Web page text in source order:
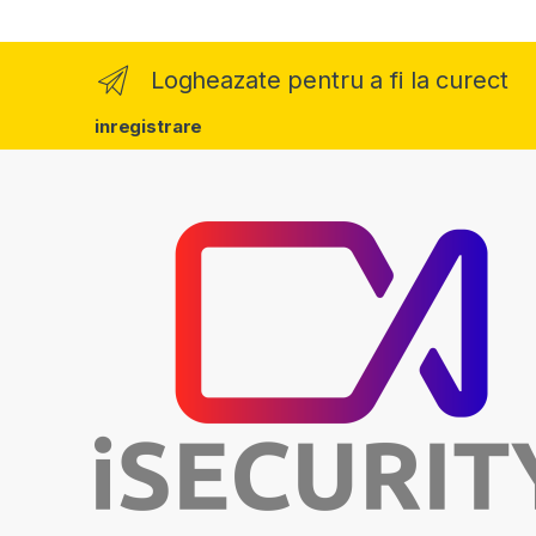
Logheazate pentru a fi la curect
inregistrare